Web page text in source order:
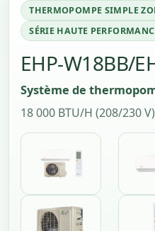
THERMOPOMPE SIMPLE
SÉRIE HAUTE
EHP-W18BB/
Système de
18 000 BTU/H (208/230 V)